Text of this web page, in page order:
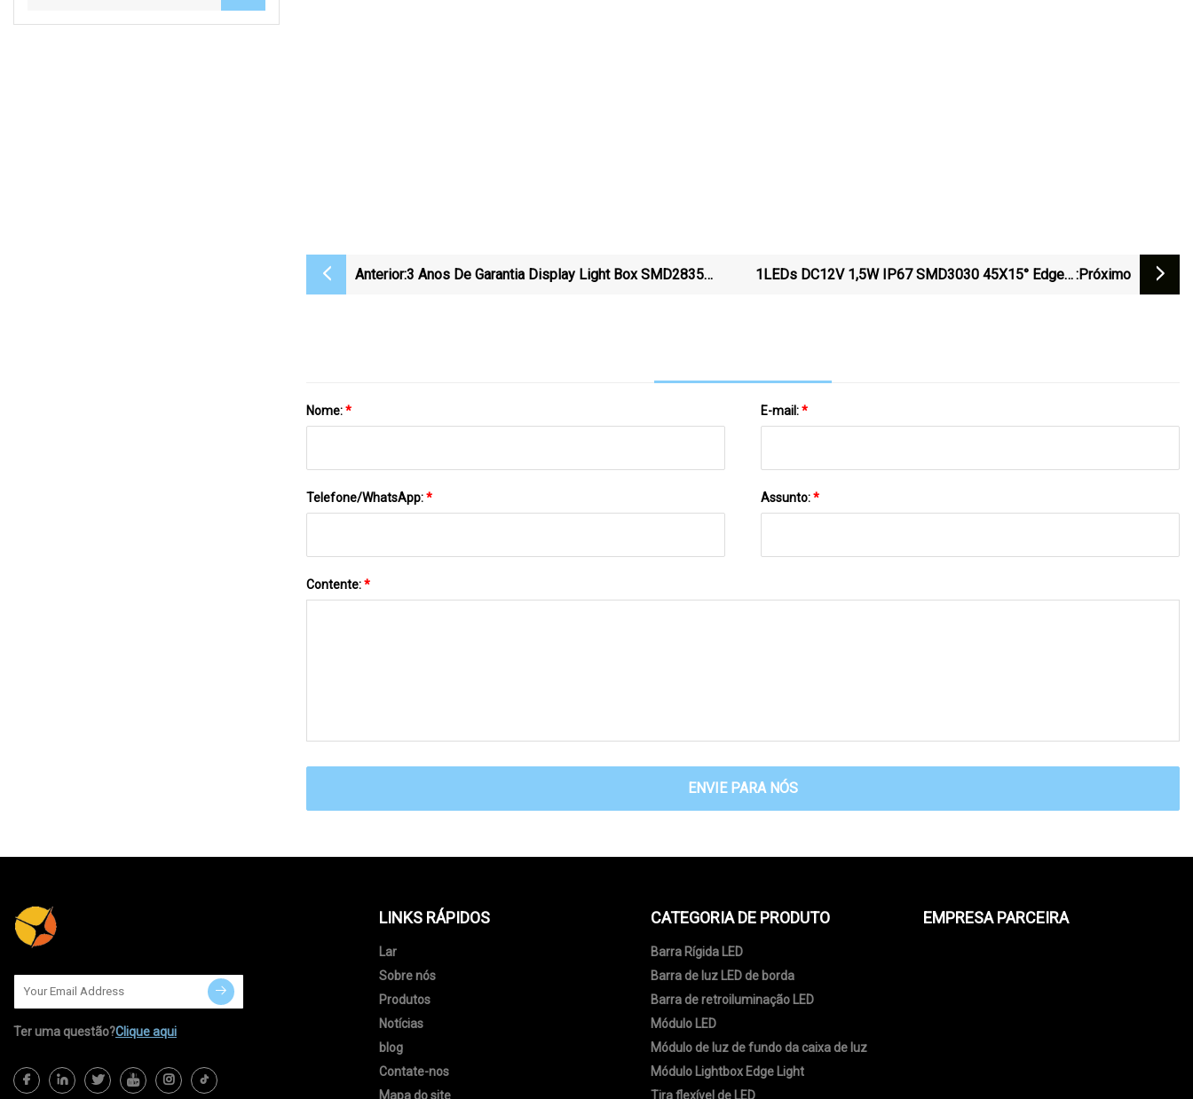
Anterior:3 Anos De Garantia Display Light Box SMD2835
1LEDs DC12V 1,5W IP67 SMD3030 45X15° Edgelit:próximo
Nome:* E-mail:*
Telefone/WhatsApp:* Assunto:*
Contente:*
ENVIE PARA NÓS
Ter uma questão?Clique aqui
LINKS RÁPIDOS
Lar
Sobre nós
Produtos
Notícias
blog
Contate-nos
Mapa do site
CATEGORIA DE PRODUTO
Barra Rígida LED
Barra de luz LED de borda
Barra de retroiluminação LED
Módulo LED
Módulo de luz de fundo da caixa de luz
Módulo Lightbox Edge Light
Tira flexível de LED
EMPRESA PARCEIRA